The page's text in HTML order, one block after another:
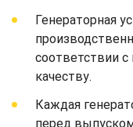
Генераторная
соответствии
качеству.
Каждая
перед